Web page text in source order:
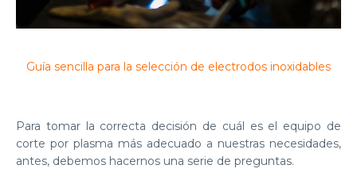
Guía sencilla para la selección de electrodos inoxidables
Para tomar la correcta decisión de cuál es el equipo de
corte por plasma más adecuado a nuestras necesidades,
antes, debemos hacernos una serie de preguntas.